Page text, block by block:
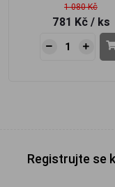
1 080 Kč
781 Kč / ks
Registrujte se